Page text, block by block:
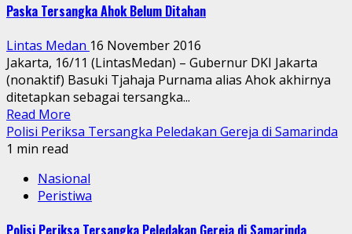
Paska Tersangka Ahok Belum Ditahan
Lintas Medan 16 November 2016
Jakarta, 16/11 (LintasMedan) – Gubernur DKI Jakarta
(nonaktif) Basuki Tjahaja Purnama alias Ahok akhirnya
ditetapkan sebagai tersangka...
Read More
Polisi Periksa Tersangka Peledakan Gereja di Samarinda
1 min read
Nasional
Peristiwa